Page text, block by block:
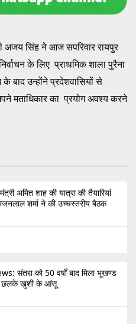
अजय सिंह ने आज सपरिवार रायपुर
के लिए प्राथमिक शाला पुरैना
बाद उन्होंने प्रदेशवासियों से
मताधिकार का प्रयोग अवश्य करने
अमित शाह की यात्रा की तैयारियां
शर्मा ने की उच्चस्तरीय बैठक
संतरा को 50 वर्षों बाद मिला भूखण्ड
छलके खुशी के आंसू